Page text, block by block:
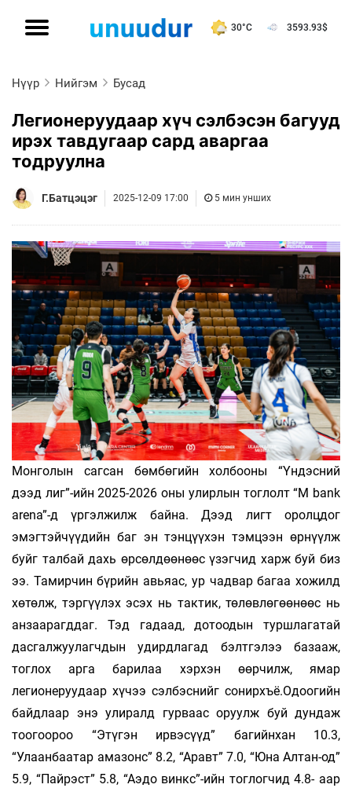
30°C 3593.93$
Нүүр Нийгэм Бусад
Легионеруудаар хүч сэлбэсэн багууд
ирэх тавдугаар сард аваргаа
тодруулна
Г.Батцэцэг 2025-12-09 17:00 5 мин унших
Монголын сагсан бөмбөгийн холбооны “Үндэсний
дээд лиг”-ийн 2025-2026 оны улирлын тоглолт “M bank
arena”-д үргэлжилж байна. Дээд лигт оролцдог
эмэгтэйчүүдийн баг эн тэнцүүхэн тэмцээн өрнүүлж
буйг талбай дахь өрсөлдөөнөөс үзэгчид харж буй биз
ээ. Тамирчин бүрийн авьяас, ур чадвар багаа хожилд
хөтөлж, тэргүүлэх эсэх нь тактик, төлөвлөгөөнөөс нь
анзаарагддаг. Тэд гадаад, дотоодын туршлагатай
дасгалжуулагчдын удирдлагад бэлтгэлээ базааж,
тоглох арга барилаа хэрхэн өөрчилж, ямар
легионеруудаар хүчээ сэлбэснийг сонирхъё.Одоогийн
байдлаар энэ улиралд гурваас оруулж буй дундаж
тоогоороо “Этүгэн ирвэсүүд” багийнхан 10.3,
“Улаанбаатар амазонс” 8.2, “Аравт” 7.0, “Юна Алтан-од”
5.9, “Пайрэст” 5.8, “Аэдо винкс”-ийн тоглогчид 4.8- аар